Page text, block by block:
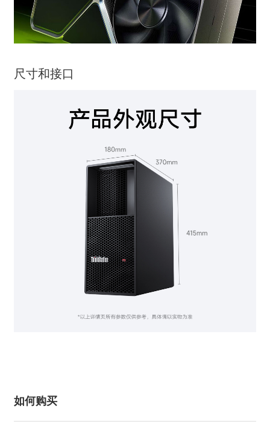
尺寸和接口
如何购买